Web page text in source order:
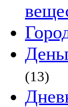
(13)